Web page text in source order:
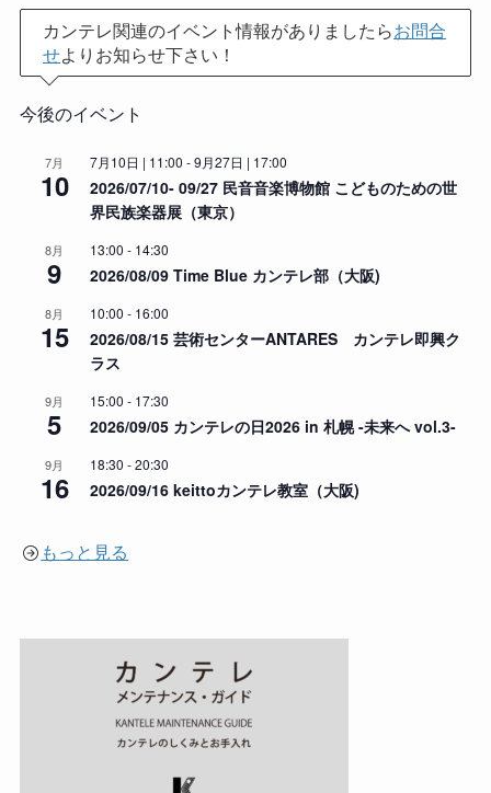
カンテレ関連のイベント情報がありましたらお問合
せよりお知らせ下さい！
今後のイベント
7月
10
7月10日 | 11:00 -9月27日 | 17:00
2026/07/10- 09/27 民音音楽博物館 こどものための世
界民族楽器展（東京）
8月
9
13:00 - 14:30
2026/08/09 Time Blue カンテレ部（大阪)
8月
15
10:00 - 16:00
2026/08/15 芸術センターANTARES カンテレ即興ク
ラス
9月
5
15:00 - 17:30
2026/09/05 カンテレの日2026 in 札幌 -未来へ vol.3-
9月
16
18:30 -20:30
2026/09/16 keittoカンテレ教室（大阪)
もっと見る